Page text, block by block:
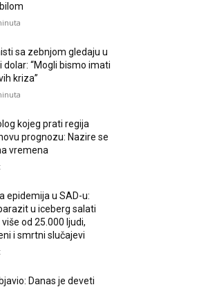
sa zebnjom gledaju u
dolar: “Mogli bismo imati
kriza”
kojeg prati regija
prognozu: Nazire se
vremena
epidemija u SAD-u:
u iceberg salati
od 25.000 ljudi,
i smrtni slučajevi
Danas je deveti